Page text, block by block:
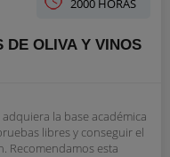
2000 HORAS
DE OLIVA Y VINOS
la base académica
libres y conseguir el
Recomendamos esta